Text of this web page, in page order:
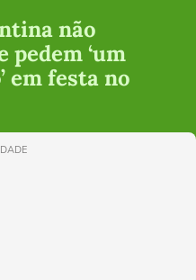
não
pedem ‘um
em festa no